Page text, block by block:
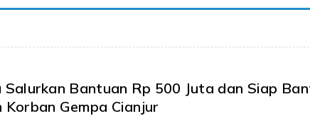
Salurkan Bantuan Rp 500 Juta dan Siap
Korban Gempa Cianjur